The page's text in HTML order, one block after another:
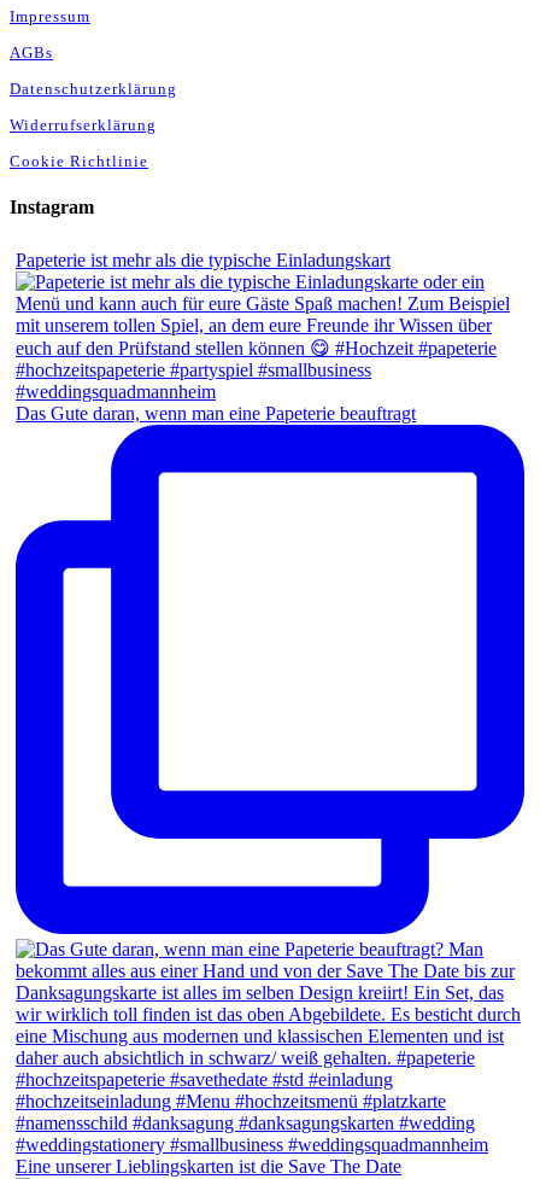
Impressum
AGBs
Datenschutzerklärung
Widerrufserklärung
Cookie Richtlinie
Instagram
Papeterie ist mehr als die typische Einladungskart
Das Gute daran, wenn man eine Papeterie beauftragt
Eine unserer Lieblingskarten ist die Save The Date